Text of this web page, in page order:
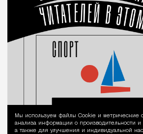
Мы используем файлы Сookie и метрические
анализа информации о производительности и
а также для улучшения и индивидуальной